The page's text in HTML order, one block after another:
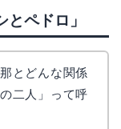
ペドロ」
とどんな関係
二人」って呼